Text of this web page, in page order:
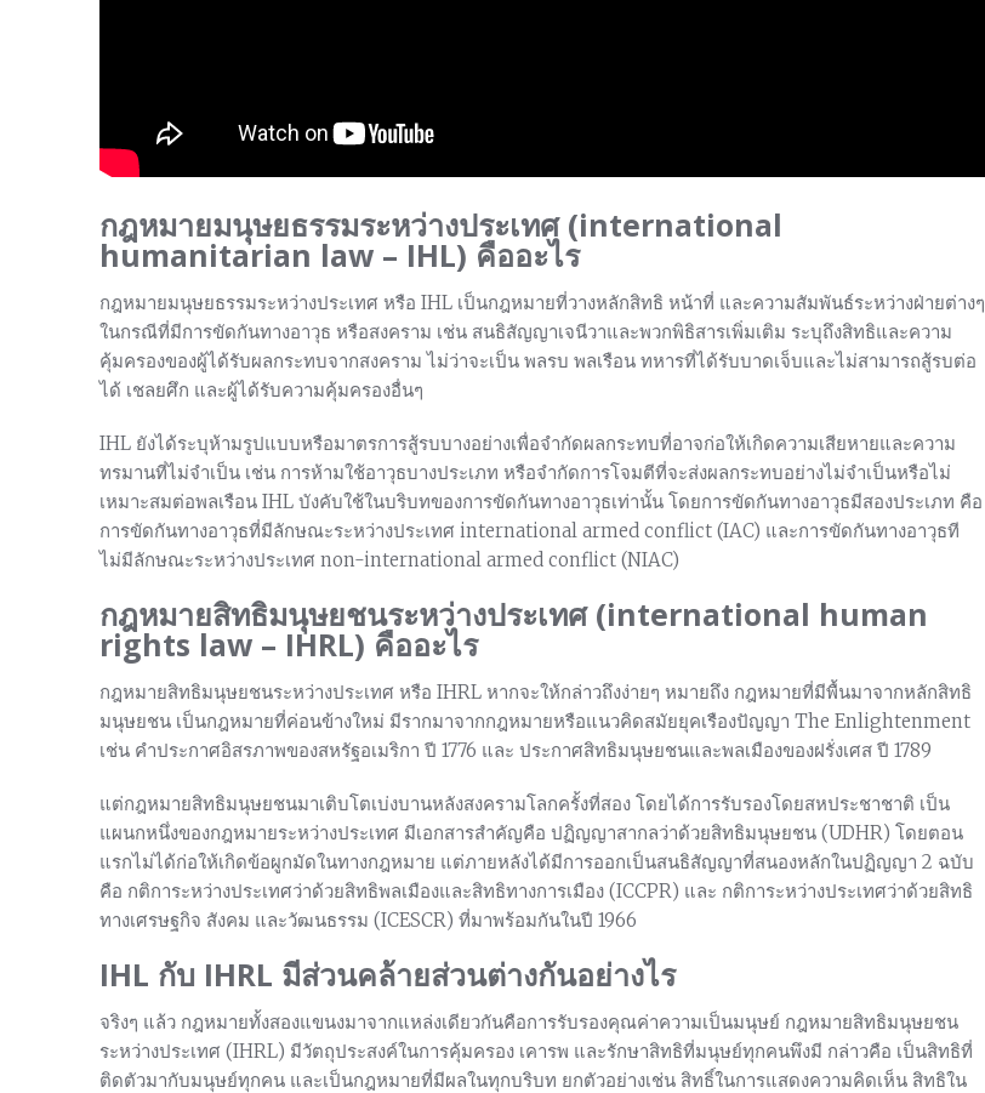
กฎหมายมนุษยธรรมระหว่างประเทศ (international
humanitarian law – IHL) คืออะไร
กฎหมายมนุษยธรรมระหว่างประเทศ หรือ IHL เป็นกฎหมายที่วางหลักสิทธิ หน้าที่ และความสัมพันธ์ระหว่างฝ่ายต่างๆ
ในกรณีที่มีการขัดกันทางอาวุธ หรือสงคราม เช่น สนธิสัญญาเจนีวาและพวกพิธิสารเพิ่มเติม ระบุถึงสิทธิและความ
คุ้มครองของผู้ได้รับผลกระทบจากสงคราม ไม่ว่าจะเป็น พลรบ พลเรือน ทหารที่ได้รับบาดเจ็บและไม่สามารถสู้รบต่อ
ได้ เชลยศึก และผู้ได้รับความคุ้มครองอื่นๆ
IHL ยังได้ระบุห้ามรูปแบบหรือมาตรการสู้รบบางอย่างเพื่อจำกัดผลกระทบที่อาจก่อให้เกิดความเสียหายและความ
ทรมานที่ไม่จำเป็น เช่น การห้ามใช้อาวุธบางประเภท หรือจำกัดการโจมตีที่จะส่งผลกระทบอย่างไม่จำเป็นหรือไม่
เหมาะสมต่อพลเรือน IHL บังคับใช้ในบริบทของการขัดกันทางอาวุธเท่านั้น โดยการขัดกันทางอาวุธมีสองประเภท คือ
การขัดกันทางอาวุธที่มีลักษณะระหว่างประเทศ international armed conflict (IAC) และการขัดกันทางอาวุธที
ไม่มีลักษณะระหว่างประเทศ non-international armed conflict (NIAC)
กฎหมายสิทธิมนุษยชนระหว่างประเทศ (international human
rights law – IHRL) คืออะไร
กฎหมายสิทธิมนุษยชนระหว่างประเทศ หรือ IHRL หากจะให้กล่าวถึงง่ายๆ หมายถึง กฎหมายที่มีพื้นมาจากหลักสิทธิ
มนุษยชน เป็นกฎหมายที่ค่อนข้างใหม่ มีรากมาจากกฎหมายหรือแนวคิดสมัยยุคเรืองปัญญา The Enlightenment
เช่น คำประกาศอิสรภาพของสหรัฐอเมริกา ปี 1776 และ ประกาศสิทธิมนุษยชนและพลเมืองของฝรั่งเศส ปี 1789
แต่กฎหมายสิทธิมนุษยชนมาเติบโตเบ่งบานหลังสงครามโลกครั้งที่สอง โดยได้การรับรองโดยสหประชาชาติ เป็น
แผนกหนึ่งของกฎหมายระหว่างประเทศ มีเอกสารสำคัญคือ ปฏิญญาสากลว่าด้วยสิทธิมนุษยชน (UDHR) โดยตอน
แรกไม่ได้ก่อให้เกิดข้อผูกมัดในทางกฎหมาย แต่ภายหลังได้มีการออกเป็นสนธิสัญญาที่สนองหลักในปฏิญญา 2 ฉบับ
คือ กติการะหว่างประเทศว่าด้วยสิทธิพลเมืองและสิทธิทางการเมือง (ICCPR) และ กติการะหว่างประเทศว่าด้วยสิทธิ
ทางเศรษฐกิจ สังคม และวัฒนธรรม (ICESCR) ที่มาพร้อมกันในปี 1966
IHL กับ IHRL มีส่วนคล้ายส่วนต่างกันอย่างไร
จริงๆ แล้ว กฎหมายทั้งสองแขนงมาจากแหล่งเดียวกันคือการรับรองคุณค่าความเป็นมนุษย์ กฎหมายสิทธิมนุษยชน
ระหว่างประเทศ (IHRL) มีวัตถุประสงค์ในการคุ้มครอง เคารพ และรักษาสิทธิที่มนุษย์ทุกคนพึงมี กล่าวคือ เป็นสิทธิที่
ติดตัวมากับมนุษย์ทุกคน และเป็นกฎหมายที่มีผลในทุกบริบท ยกตัวอย่างเช่น สิทธิ์ในการแสดงความคิดเห็น สิทธิใน